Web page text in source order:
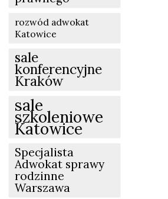
rozwód adwokat
Katowice
sale
konferencyjne
Kraków
sale
szkoleniowe
Katowice
Specjalista
Adwokat sprawy
rodzinne
Warszawa